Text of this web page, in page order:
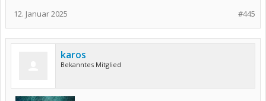
#445
12. Januar 2025
karos
Bekanntes Mitglied